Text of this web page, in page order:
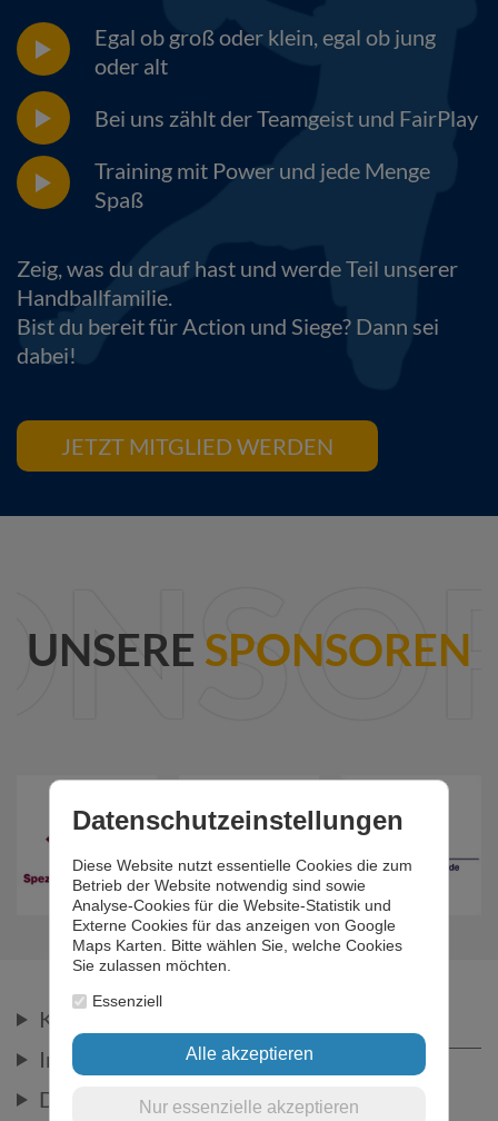
Egal ob groß oder klein, egal ob jung
oder alt
Bei uns zählt der Teamgeist und FairPlay
Training mit Power und jede Menge
Spaß
Zeig, was du drauf hast und werde Teil unserer
Handballfamilie.
Bist du bereit für Action und Siege? Dann sei
dabei!
JETZT MITGLIED WERDEN
UNSERE SPONSOREN
Kontakt
Impressum
Datenschutz
Datenschutzeinstellungen
Diese Website nutzt essentielle Cookies die zum
Betrieb der Website notwendig sind sowie
Analyse-Cookies für die Website-Statistik und
Externe Cookies für das anzeigen von Google
Maps Karten. Bitte wählen Sie, welche Cookies
Sie zulassen möchten.
Essenziell